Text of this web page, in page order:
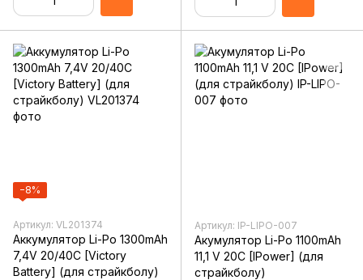
−8%
Артикул: VL201374
Аккумулятор Li-Po 1300mAh
7,4V 20/40C [Victory
Battery] (для страйкболу)
Артикул: IP-LIPO-007
Акумулятор Li-Po 1100mAh
11,1 V 20C [IPower] (для
страйкболу)